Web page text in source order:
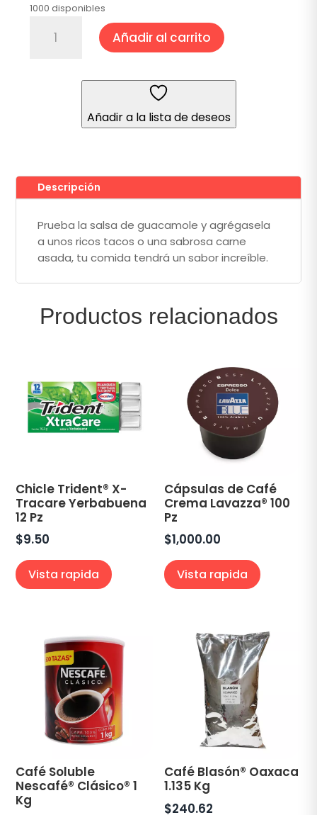
1000 disponibles
Añadir al carrito
Añadir a la lista de deseos
Descripción
Prueba la salsa de guacamole y agrégasela
a unos ricos tacos o una sabrosa carne
asada, tu comida tendrá un sabor increíble.
Productos relacionados
Chicle Trident® X-
Tracare Yerbabuena
12 Pz
$9.50
Vista rapida
Cápsulas de Café
Crema Lavazza® 100
Pz
$1,000.00
Vista rapida
Café Soluble
Nescafé® Clásico® 1
Kg
Café Blasón® Oaxaca
1.135 Kg
$240.62